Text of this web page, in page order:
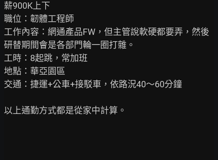
薪900K上下
職位：韌體工程師
工作內容：網通產品FW，但主管說軟硬都要弄，然後
研替期間會是各部門輪一圈打雜。
工時：8起跳，常加班
地點：華亞園區
交通：捷運+公車+接駁車，依路況40～60分鐘
以上通勤方式都是從家中計算。